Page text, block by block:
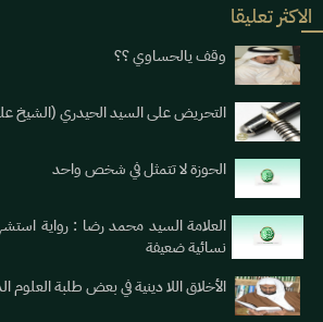
الاكثر تعليقا
وقف يالحساوي ؟؟
التحريض على السيد الحيدري (الشيخ
الحوزة لا تتمثل في شخص واحد
العلامة السيد محمد رضا : رواية
نسائية ضعيفة
الأخلاق اللا دينية في بعض طلبة العلوم